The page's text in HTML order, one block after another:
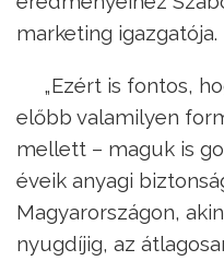
marketing igazgatója.
„Ezért is fontos,
előbb valamilyen
mellett – maguk is
éveik anyagi
Magyarországon,
nyugdíjig, az